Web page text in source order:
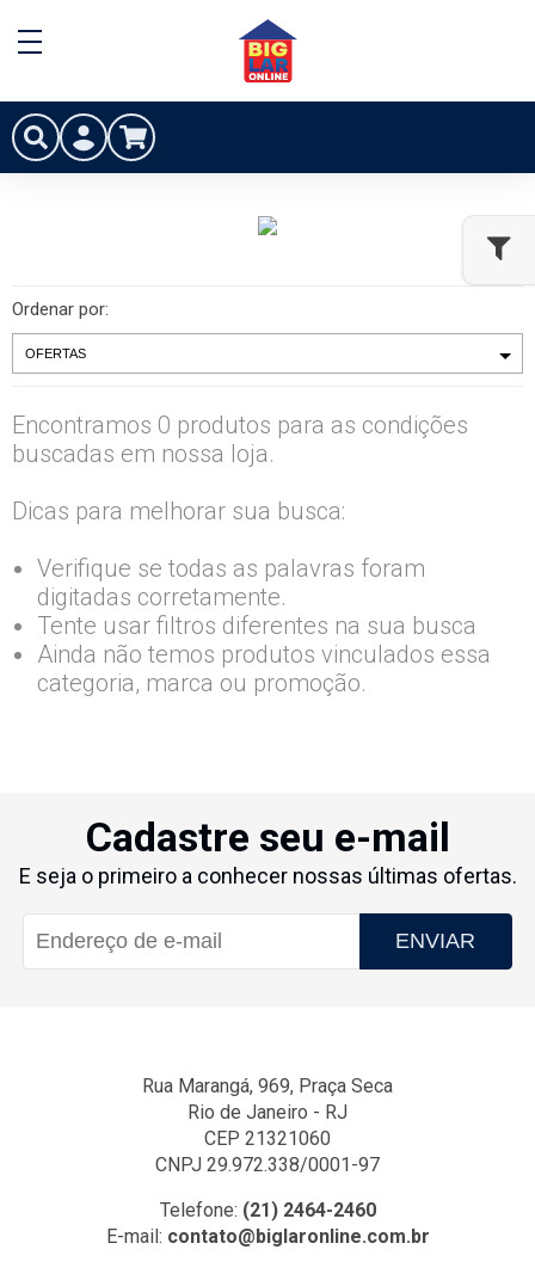
Ordenar por:
Encontramos 0 produtos para as condições
buscadas em nossa loja.
Dicas para melhorar sua busca:
Verifique se todas as palavras foram
digitadas corretamente.
Tente usar filtros diferentes na sua busca
Ainda não temos produtos vinculados essa
categoria, marca ou promoção.
Cadastre seu e-mail
E seja o primeiro a conhecer nossas últimas ofertas.
ENVIAR
Rua Marangá, 969, Praça Seca
Rio de Janeiro - RJ
CEP 21321060
CNPJ 29.972.338/0001-97
Telefone: (21) 2464-2460
E-mail: contato@biglaronline.com.br